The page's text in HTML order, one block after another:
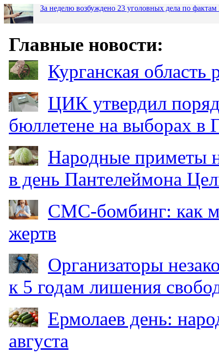
За неделю возбуждено 23 уголовных дела по
Главные новости:
Курганская
ЦИК утвердил
бюллетене на выборах в
Народные приметы
в день Пантелеймона
СМС-бомбинг: как
жертв
Организаторы
к 5 годам лишения
Ермолаев день:
августа